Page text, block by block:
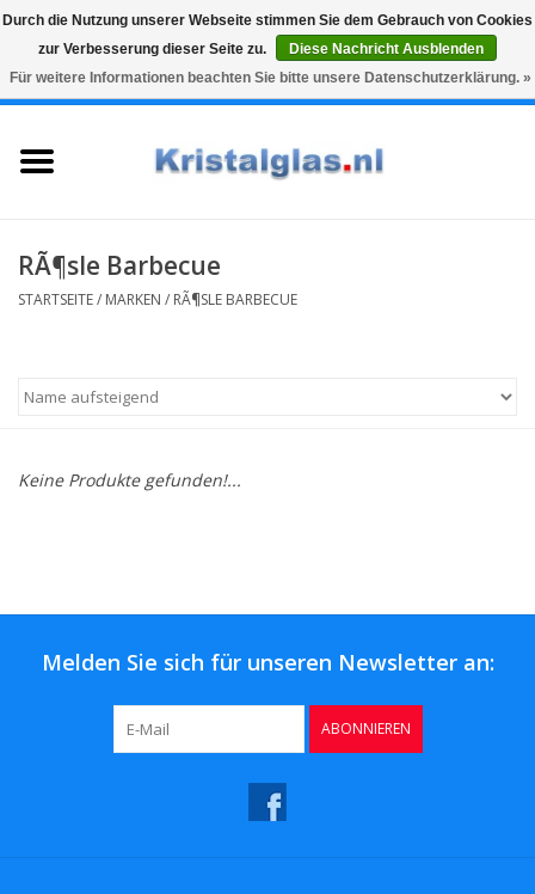
Snelle levering
Graveren
0 Artikel - €0,00
Karaffen
Geschenke
Bar & Wein
RÃ¶sle Barbecue
STARTSEITE/ MARKEN / RÃ¶SLE BARBECUE
Keine Produkte gefunden!...
Melden Sie sich für unseren Newsletter an:
ABONNIEREN
Durch die Nutzung unserer Webseite stimmen Sie dem Gebrauch von Cookies
zur Verbesserung dieser Seite zu.
Diese Nachricht Ausblenden
Für weitere Informationen beachten Sie bitte unsere Datenschutzerklärung. »